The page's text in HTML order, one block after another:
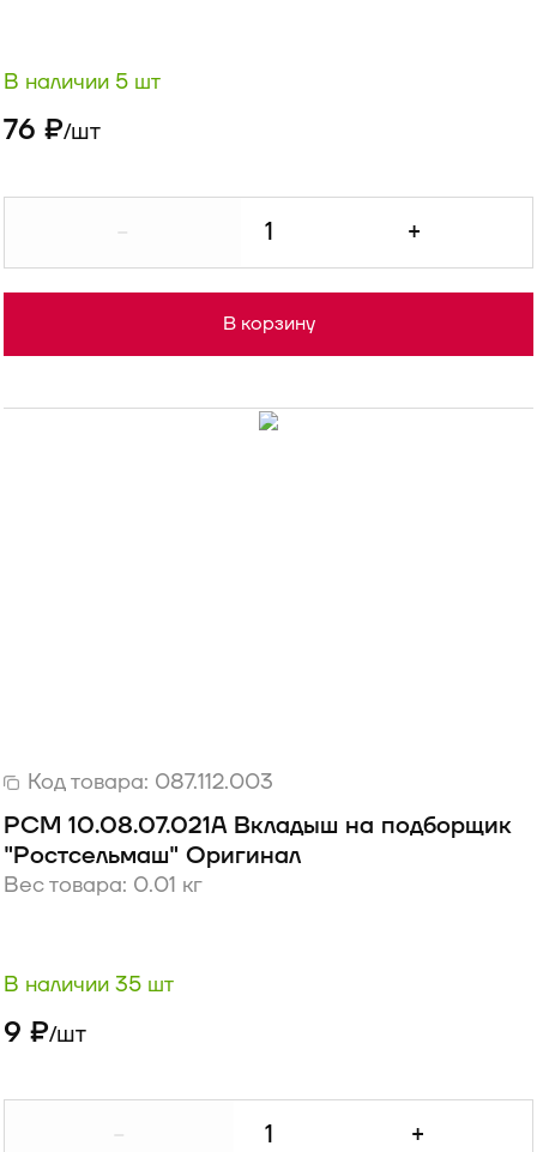
В наличии 5 шт
76 ₽/шт
+
В корзину
Код товара: 087.112.003
РСМ 10.08.07.021А Вкладыш на подборщик
"Ростсельмаш" Оригинал
Вес товара: 0.01 кг
В наличии 35 шт
9 ₽/шт
+